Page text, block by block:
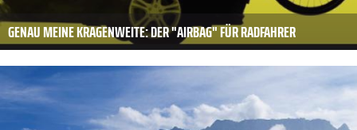
GENAU MEINE KRAGENWEITE: DER "AIRBAG" FÜR RADFAHRER